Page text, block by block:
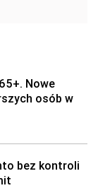
Nowe
osób w
bez kontroli